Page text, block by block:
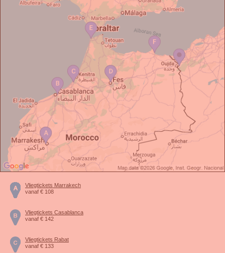
Vliegtickets Marrakech
vanaf € 108
Vliegtickets Casablanca
vanaf € 142
Vliegtickets Rabat
vanaf € 133